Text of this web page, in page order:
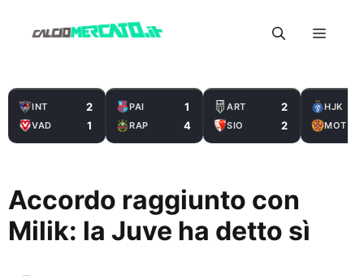
Menu
INT 2
VAD 1
PAI 1
RAP 4
ART 2
SIO 2
HJK
MOT
Accordo raggiunto con
Milik: la Juve ha detto sì